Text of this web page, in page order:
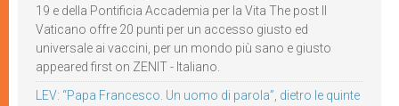
19 e della Pontificia Accademia per la Vita The post Il
Vaticano offre 20 punti per un accesso giusto ed
universale ai vaccini, per un mondo più sano e giusto
appeared first on ZENIT - Italiano.
LEV: “Papa Francesco. Un uomo di parola”, dietro le quinte